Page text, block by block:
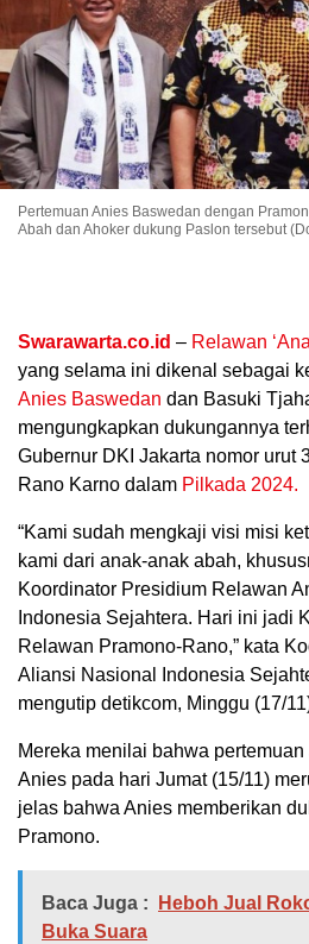
Pertemuan Anies Baswedan dengan
Abah dan Ahoker dukung Paslon tersebut
Swarawarta.co.id – Relawan
yang selama ini dikenal sebagai
Anies Baswedan dan Basuki
mengungkapkan dukungannya
Gubernur DKI Jakarta nomor urut
Rano Karno dalam Pilkada 2024.
“Kami sudah mengkaji visi misi
kami dari anak-anak abah,
Koordinator Presidium Relawan
Indonesia Sejahtera. Hari ini jadi
Relawan Pramono-Rano,” kata
Aliansi Nasional Indonesia
mengutip detikcom, Minggu (17/
Mereka menilai bahwa
Anies pada hari Jumat (15/11)
jelas bahwa Anies memberikan
Pramono.
Baca Juga :
Heboh Jual
Buka Suara